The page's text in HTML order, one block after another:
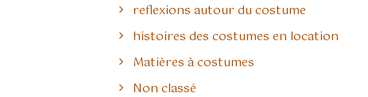
reflexions autour du costume
histoires des costumes en location
Matières à costumes
Non classé